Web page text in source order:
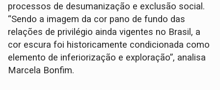
processos de desumanização e exclusão social.
“Sendo a imagem da cor pano de fundo das
relações de privilégio ainda vigentes no Brasil, a
cor escura foi historicamente condicionada como
elemento de inferiorização e exploração”, analisa
Marcela Bonfim.